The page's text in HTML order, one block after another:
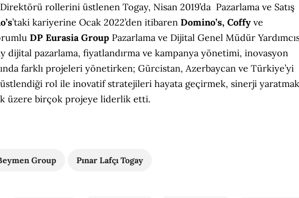
rollerini üstlenen Togay, Nisan 2019’da Pazarlama ve Satış
’taki kariyerine Ocak 2022’den itibaren Domino’s, Coffy ve
DP Eurasia Group Pazarlama ve Dijital Genel Müdür
dijital pazarlama, fiyatlandırma ve kampanya yönetimi, inovasyon
farklı projeleri yönetirken; Gürcistan, Azerbaycan ve Türkiye’yi
üstlendiği rol ile inovatif stratejileri hayata geçirmek, sinerji yaratmak
üzere birçok projeye liderlik etti.
Group Pınar Lafçı Togay